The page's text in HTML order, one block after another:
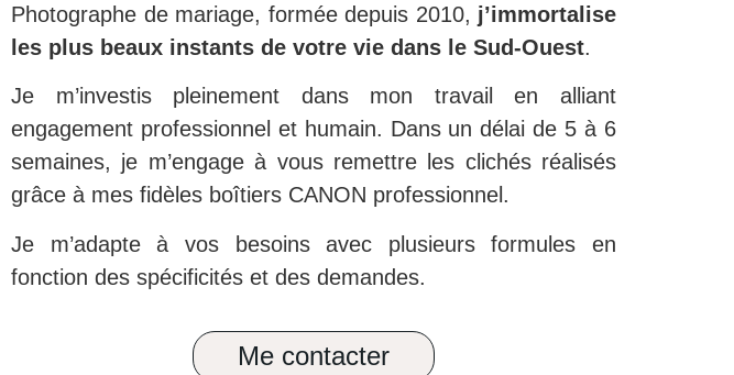
Photographe de mariage, formée depuis 2010, j’immortalise
les plus beaux instants de votre vie dans le Sud-Ouest.
Je m’investis pleinement dans mon travail en alliant
engagement professionnel et humain. Dans un délai de 5 à 6
semaines, je m’engage à vous remettre les clichés réalisés
grâce à mes fidèles boîtiers CANON professionnel.
Je m’adapte à vos besoins avec plusieurs formules en
fonction des spécificités et des demandes.
Me contacter